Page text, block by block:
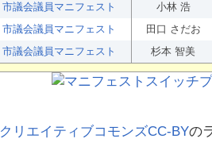
市議会議員マニフェスト 小林 浩
市議会議員マニフェスト 田口 さだお
市議会議員マニフェスト 杉本 智美
クリエイティブコモンズCC-BYの